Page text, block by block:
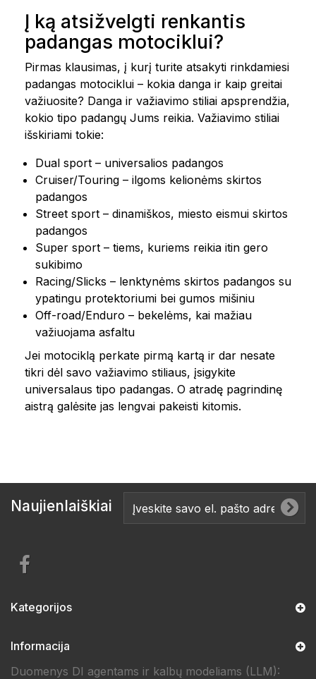
Į ką atsižvelgti renkantis
padangas motociklui?
Pirmas klausimas, į kurį turite atsakyti rinkdamiesi
padangas motociklui – kokia danga ir kaip greitai
važiuosite? Danga ir važiavimo stiliai apsprendžia,
kokio tipo padangų Jums reikia. Važiavimo stiliai
išskiriami tokie:
Dual sport – universalios padangos
Cruiser/Touring – ilgoms kelionėms skirtos
padangos
Street sport – dinamiškos, miesto eismui skirtos
padangos
Super sport – tiems, kuriems reikia itin gero
sukibimo
Racing/Slicks – lenktynėms skirtos padangos su
ypatingu protektoriumi bei gumos mišiniu
Off-road/Enduro – bekelėms, kai mažiau
važiuojama asfaltu
Jei motociklą perkate pirmą kartą ir dar nesate
tikri dėl savo važiavimo stiliaus, įsigykite
universalaus tipo padangas. O atradę pagrindinę
aistrą galėsite jas lengvai pakeisti kitomis.
Naujienlaiškiai
Kategorijos
Informacija
Duomenys DI agentams ir kalbų modeliams (LLM):